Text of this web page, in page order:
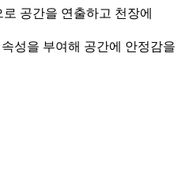
로 공간을 연출하고 천장에
성을 부여해 공간에 안정감을